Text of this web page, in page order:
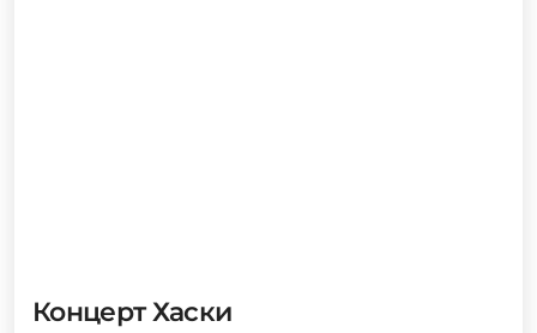
Концерт Хаски